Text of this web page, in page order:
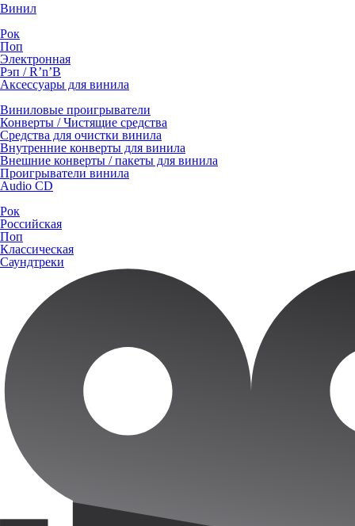
Винил
Рок
Поп
Электронная
Рэп / R’n’B
Аксессуары для винила
Виниловые проигрыватели
Конверты / Чистящие средства
Средства для очистки винила
Внутренние конверты для винила
Внешние конверты / пакеты для винила
Проигрыватели винила
Audio CD
Рок
Российская
Поп
Классическая
Саундтреки